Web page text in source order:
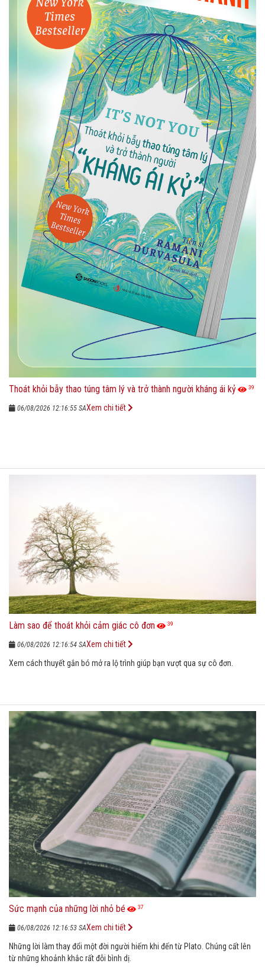
Thoát khỏi bẫy thao túng tâm lý và trở thành người kháng ái kỷ 39
06/08/2026 12:16:55 SAXem chi tiết
Làm sao để thoát khỏi cảm giác cô đơn 39
06/08/2026 12:16:54 SA
Xem cách thuyết gắn bó mở ra lộ trình giúp bạn vượt qua sự cô đơn.
Xem chi tiết
Sức mạnh của những lời nhỏ bé 37
06/08/2026 12:16:53 SA
Những lời làm thay đổi một đời người hiếm khi đến từ Plato. Chúng cất lên
từ những khoảnh khắc rất đỗi bình dị.
Xem chi tiết